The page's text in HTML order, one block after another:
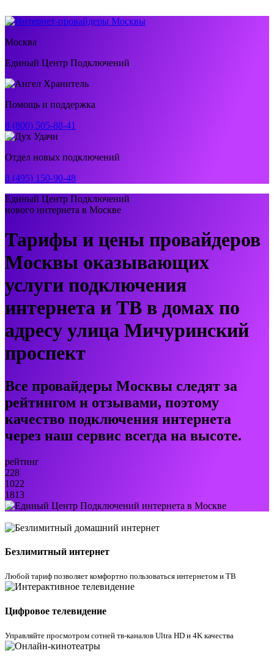
Москва
Единый Центр Подключений
Помощь и поддержка
8 (800) 505-88-41
Отдел новых подключений
8 (495) 150-90-48
Единый Центр Подключений
нового интернета в Москве
Тарифы и цены провайдеров
Москвы оказывающих
услуги подключения
интернета и ТВ в домах по
адресу улица Мичуринский
проспект
Все провайдеры Москвы следят за
рейтингом и отзывами, поэтому
качество подключения интернета
через наш сервис всегда на высоте.
рейтинг
228
1022
1813
Безлимитный интернет
Любой тариф позволяет комфортно пользоваться интернетом и ТВ
Цифровое телевидение
Управляйте просмотром cотней тв-каналов Ultra HD и 4K качества